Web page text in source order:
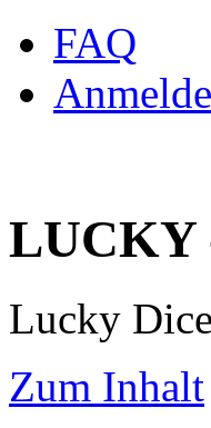
FAQ
LUCKY
Lucky
Zum Inhalt